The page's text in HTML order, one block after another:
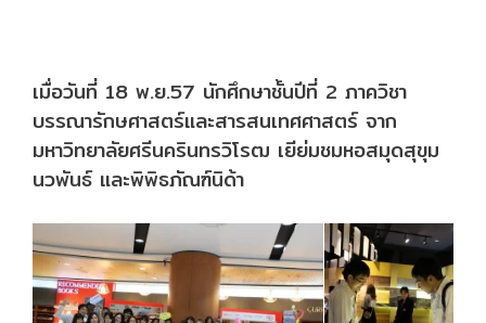
เมื่อวันที่ 18 พ.ย.57 นักศึกษาชั้นปีที่ 2 ภาควิชา
บรรณารักษศาสตร์และสารสนเทศศาสตร์ จาก
มหาวิทยาลัยศรีนครินทรวิโรฒ เยีย่มชมหอสมุดสุขุม
นวพันธ์ และพิพิธภัณฑ์นิด้า